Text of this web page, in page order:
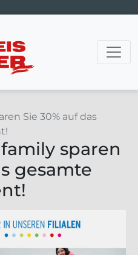
Sie 30% auf das
sparen
gesamte